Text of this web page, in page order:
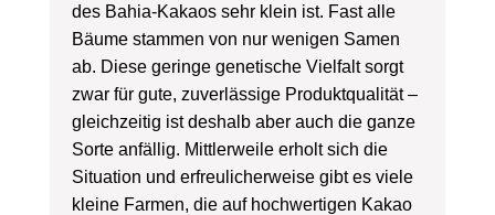
des Bahia-Kakaos sehr klein ist. Fast alle
Bäume stammen von nur wenigen Samen
ab. Diese geringe genetische Vielfalt sorgt
zwar für gute, zuverlässige Produktqualität –
gleichzeitig ist deshalb aber auch die ganze
Sorte anfällig. Mittlerweile erholt sich die
Situation und erfreulicherweise gibt es viele
kleine Farmen, die auf hochwertigen Kakao